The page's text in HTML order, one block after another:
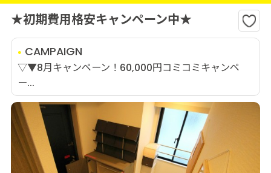
★初期費用格安キャンペーン中★
CAMPAIGN
▽▼8月キャンペーン！60,000円コミコミキャンペ
ー...